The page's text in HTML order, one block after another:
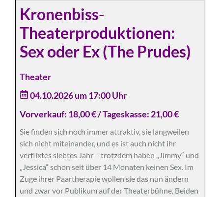
Kronenbiss-
Theaterproduktionen:
Sex oder Ex (The Prudes)
Theater
04.10.2026 um 17:00 Uhr
Vorverkauf: 18,00 € / Tageskasse: 21,00 €
Sie finden sich noch immer attraktiv, sie langweilen
sich nicht miteinander, und es ist auch nicht ihr
verflixtes siebtes Jahr – trotzdem haben „Jimmy“ und
„Jessica“ schon seit über 14 Monaten keinen Sex. Im
Zuge ihrer Paartherapie wollen sie das nun ändern
und zwar vor Publikum auf der Theaterbühne. Beiden